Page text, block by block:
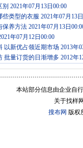
2021年07月13日00:00
类型的衣服 2021年07月13
养方法 2021年07月13日
年07月12日00:00
以新优占领近期市场 2013年
批量订货的日渐增多 2012年
本站部分信息由企业自
关于找样
搜布网 版权